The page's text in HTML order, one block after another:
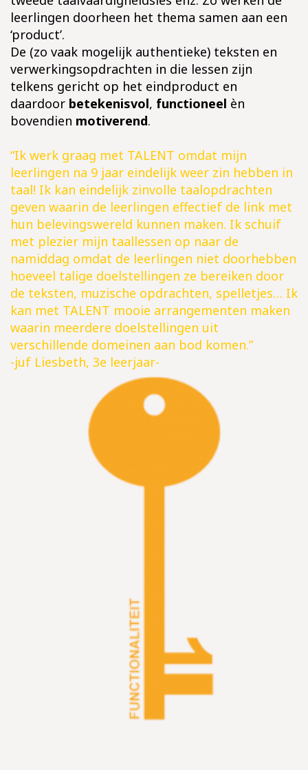
leerlingen doorheen het thema samen aan een
‘product’.
De (zo vaak mogelijk authentieke) teksten en
verwerkingsopdrachten in die lessen zijn
telkens gericht op het eindproduct en
daardoor betekenisvol, functioneel èn
bovendien motiverend.
“Ik werk graag met TALENT omdat mijn
leerlingen na 9 jaar eindelijk weer zin hebben in
taal! Ik kan eindelijk zinvolle taalopdrachten
geven waarin de leerlingen effectief de link met
hun belevingswereld kunnen maken. Ik schuif
met plezier mijn taallessen op naar de
namiddag omdat de leerlingen niet doorhebben
hoeveel talige doelstellingen ze bereiken door
de teksten, muzische opdrachten, spelletjes… Ik
kan met TALENT mooie arrangementen maken
waarin meerdere doelstellingen uit
verschillende domeinen aan bod komen.”
-juf Liesbeth, 3e leerjaar-